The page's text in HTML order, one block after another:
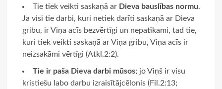
Tie tiek veikti saskaņā ar Dieva bauslības normu.
Ja visi tie darbi, kuri netiek darīti saskaņā ar Dieva
gribu, ir Viņa acīs bezvērtīgi un nepatīkami, tad tie,
kuri tiek veikti saskaņā ar Viņa gribu, Viņa acīs ir
neizsakāmi vērtīgi (Atkl.2:2).
Tie ir paša Dieva darbi mūsos; jo Viņš ir visu
kristiešu labo darbu izraisītājcēlonis (Fil.2:13;